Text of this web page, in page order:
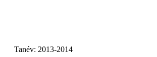
Tanév: 2013-2014